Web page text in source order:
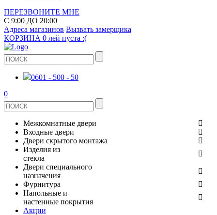
ПЕРЕЗВОНИТЕ МНЕ
С 9:00 ДО 20:00
Адреса магазинов Вызвать замерщика
КОРЗИНА 0 лей пуста :(
0601 - 500 - 50
0
Межкомнатные двери
ШПОНИРОВАНЫЕ
ЭКОШПОН
ЭМАЛЬ
ИЗ МАССИВА СОСНЫ
Входные двери
МЕТАЛЛИЧЕСКИЕ ДВЕРИ
В КВАРТИРУ
ДЛЯ ДОМА
Двери скрытого монтажа
СТЕКЛЯННЫЕ
ЗЕРКАЛЬНЫЕ
КЕРАМОГРАНИТ
Изделия из
стекла
ДВЕРИ
ДУШЕВЫЕ КАБИНЫ И ПЕРЕГОРОДКИ
Двери специального
назначения
ПРОТИВОПОЖАРНЫЕ
Фурнитура
ДВЕРНЫЕ РУЧКИ
Напольные и
настенные покрытия
Акции